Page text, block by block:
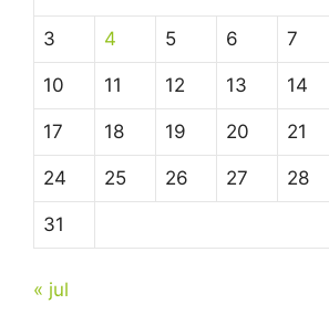
3 4 5 6 7
10 11 12 13 14
17 18 19 20 21
24 25 26 27 28
31
« jul